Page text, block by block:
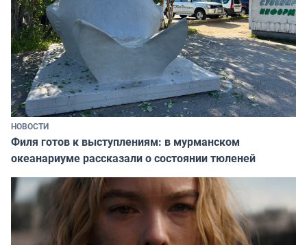
НОВОСТИ
Филя готов к выступлениям: в мурманском
океанариуме рассказали о состоянии тюленей